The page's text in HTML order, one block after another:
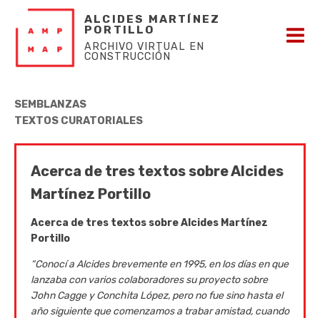
ALCIDES MARTÍNEZ
PORTILLO
ARCHIVO VIRTUAL EN
CONSTRUCCIÓN
SEMBLANZAS
TEXTOS CURATORIALES
Acerca de tres textos sobre Alcides
Martínez Portillo
Acerca de tres textos sobre Alcides Martínez
Portillo
“Conocí a Alcides brevemente en 1995, en los días en que
lanzaba con varios colaboradores su proyecto sobre
John Cagge y Conchita López, pero no fue sino hasta el
año siguiente que comenzamos a trabar amistad, cuando